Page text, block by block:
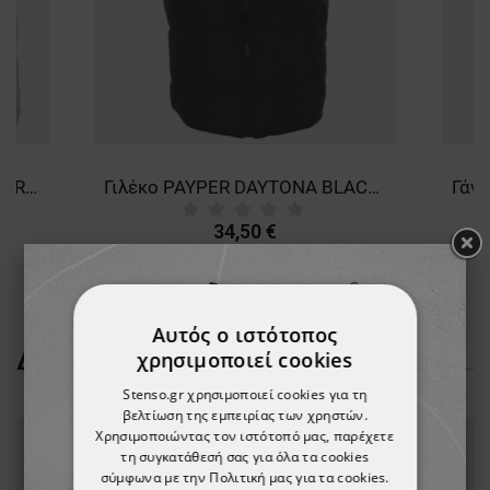
Μπλουζάκι με μακριά μανίκια REMO GREY MELANGE (TOURS) Γιλέκο PAYPER DAYTONA BLACK/GREY
34,50 €
ΔΕΊΤΕ ΠΕΡΙΣΣΌΤΕΡΑ
Αυτός ο ιστότοπος
χρησιμοποιεί cookies
Stenso.gr χρησιμοποιεί cookies για τη
βελτίωση της εμπειρίας των χρηστών.
Χρησιμοποιώντας τον ιστότοπό μας, παρέχετε
τη συγκατάθεσή σας για όλα τα cookies
σύμφωνα με την Πολιτική μας για τα cookies.